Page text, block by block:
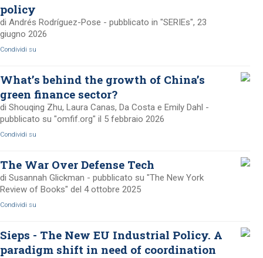
policy
di Andrés Rodríguez-Pose - pubblicato in "SERIEs", 23
giugno 2026
Condividi su
What’s behind the growth of China’s
green finance sector?
di Shouqing Zhu, Laura Canas, Da Costa e Emily Dahl -
pubblicato su "omfif.org" il 5 febbraio 2026
Condividi su
The War Over Defense Tech
di Susannah Glickman - pubblicato su "The New York
Review of Books" del 4 ottobre 2025
Condividi su
Sieps - The New EU Industrial Policy. A
paradigm shift in need of coordination